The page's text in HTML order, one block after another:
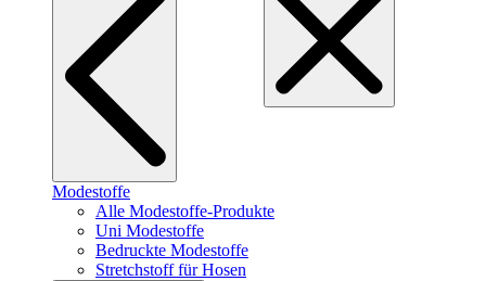
Modestoffe
Alle Modestoffe-Produkte
Uni Modestoffe
Bedruckte Modestoffe
Stretchstoff für Hosen